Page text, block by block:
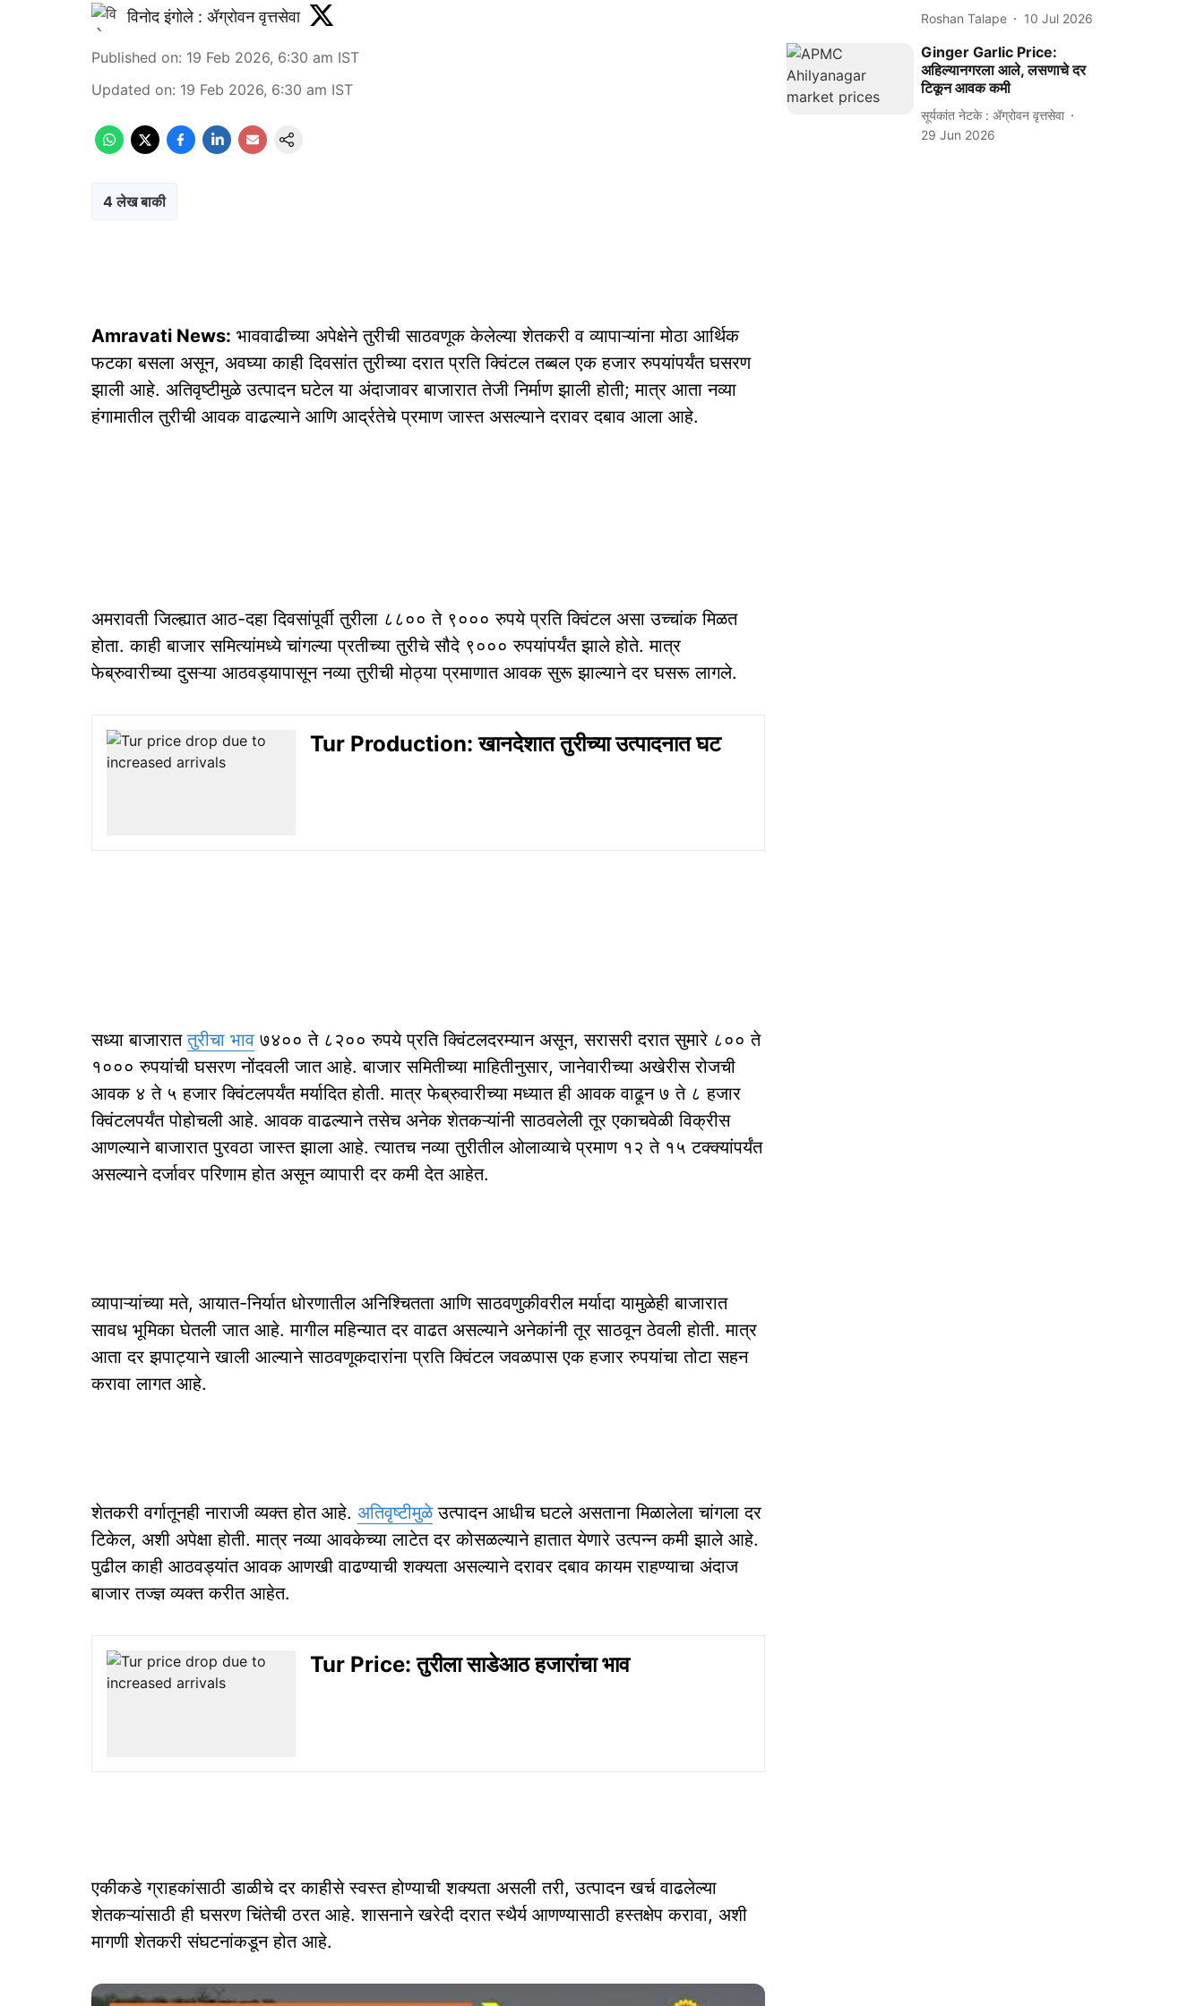
विनोद इंगोले : ॲग्रोवन वृत्तसेवा
Published on: 19 Feb 2026, 6:30 am IST
Updated on: 19 Feb 2026, 6:30 am IST
4 लेख बाकी
Amravati News: भाववाढीच्या अपेक्षेने तुरीची साठवणूक केलेल्या शेतकरी व व्यापाऱ्यांना मोठा आर्थिक
फटका बसला असून, अवघ्या काही दिवसांत तुरीच्या दरात प्रति क्विंटल तब्बल एक हजार रुपयांपर्यंत घसरण
झाली आहे. अतिवृष्टीमुळे उत्पादन घटेल या अंदाजावर बाजारात तेजी निर्माण झाली होती; मात्र आता नव्या
हंगामातील तुरीची आवक वाढल्याने आणि आर्द्रतेचे प्रमाण जास्त असल्याने दरावर दबाव आला आहे.
अमरावती जिल्ह्यात आठ-दहा दिवसांपूर्वी तुरीला ८८०० ते ९००० रुपये प्रति क्विंटल असा उच्चांक मिळत
होता. काही बाजार समित्यांमध्ये चांगल्या प्रतीच्या तुरीचे सौदे ९००० रुपयांपर्यंत झाले होते. मात्र
फेब्रुवारीच्या दुसऱ्या आठवड्यापासून नव्या तुरीची मोठ्या प्रमाणात आवक सुरू झाल्याने दर घसरू लागले.
Tur Production: खानदेशात तुरीच्या उत्पादनात घट
सध्या बाजाराततुरीचा भाव ७४०० ते ८२०० रुपये प्रति क्विंटलदरम्यान असून, सरासरी दरात सुमारे ८०० ते
१००० रुपयांची घसरण नोंदवली जात आहे. बाजार समितीच्या माहितीनुसार, जानेवारीच्या अखेरीस रोजची
आवक ४ ते ५ हजार क्विंटलपर्यंत मर्यादित होती. मात्र फेब्रुवारीच्या मध्यात ही आवक वाढून ७ ते ८ हजार
क्विंटलपर्यंत पोहोचली आहे. आवक वाढल्याने तसेच अनेक शेतकऱ्यांनी साठवलेली तूर एकाचवेळी विक्रीस
आणल्याने बाजारात पुरवठा जास्त झाला आहे. त्यातच नव्या तुरीतील ओलाव्याचे प्रमाण १२ ते १५ टक्क्यांपर्यंत
असल्याने दर्जावर परिणाम होत असून व्यापारी दर कमी देत आहेत.
व्यापाऱ्यांच्या मते, आयात-निर्यात धोरणातील अनिश्चितता आणि साठवणुकीवरील मर्यादा यामुळेही बाजारात
सावध भूमिका घेतली जात आहे. मागील महिन्यात दर वाढत असल्याने अनेकांनी तूर साठवून ठेवली होती. मात्र
आता दर झपाट्याने खाली आल्याने साठवणूकदारांना प्रति क्विंटल जवळपास एक हजार रुपयांचा तोटा सहन
करावा लागत आहे.
शेतकरी वर्गातूनही नाराजी व्यक्त होत आहे. अतिवृष्टीमुळेउत्पादन आधीच घटले असताना मिळालेला चांगला दर
टिकेल, अशी अपेक्षा होती. मात्र नव्या आवकेच्या लाटेत दर कोसळल्याने हातात येणारे उत्पन्न कमी झाले आहे.
पुढील काही आठवड्यांत आवक आणखी वाढण्याची शक्यता असल्याने दरावर दबाव कायम राहण्याचा अंदाज
बाजार तज्ज्ञ व्यक्त करीत आहेत.
Tur Price: तुरीला साडेआठ हजारांचा भाव
एकीकडे ग्राहकांसाठी डाळीचे दर काहीसे स्वस्त होण्याची शक्यता असली तरी, उत्पादन खर्च वाढलेल्या
शेतकऱ्यांसाठी ही घसरण चिंतेची ठरत आहे. शासनाने खरेदी दरात स्थैर्य आणण्यासाठी हस्तक्षेप करावा, अशी
मागणी शेतकरी संघटनांकडून होत आहे.
Roshan Talape 10 Jul 2026
Ginger Garlic Price:
अहिल्यानगरला आले, लसणाचे दर
टिकून आवक कमी
सूर्यकांत नेटके : ॲग्रोवन वृत्तसेवा
29 Jun 2026